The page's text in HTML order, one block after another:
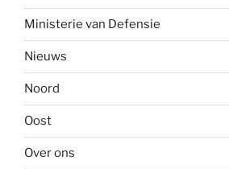
Ministerie van Defensie
Nieuws
Noord
Oost
Over ons